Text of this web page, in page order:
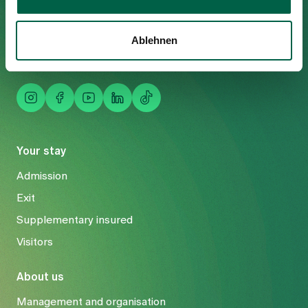
Ablehnen
Your stay
Admission
Exit
Supplementary insured
Visitors
About us
Management and organisation
Tel
+41 44 397 21 11